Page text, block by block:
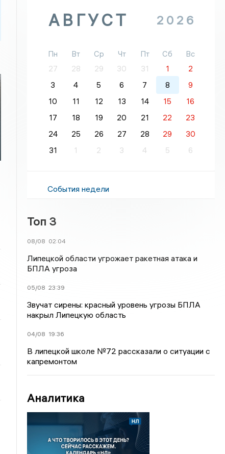
АВГУСТ 2026
Пн Вт Ср Чт Пт Сб
Вс
27
28 29 30 31 1
2
3
4 5 6 7 8
9
10
11 12 13 14 15
16
17
18 19 20 21 22
23
24
25 26 27 28 29
30
31
1 2 3 4 5 6
События недели
Топ 3
08/08 02:04
Липецкой области угрожает ракетная атака и
БПЛА угроза
05/08 23:39
Звучат сирены: красный уровень угрозы БПЛА
накрыл Липецкую область
04/08 19:36
В липецкой школе №72 рассказали о ситуации с
капремонтом
Аналитика